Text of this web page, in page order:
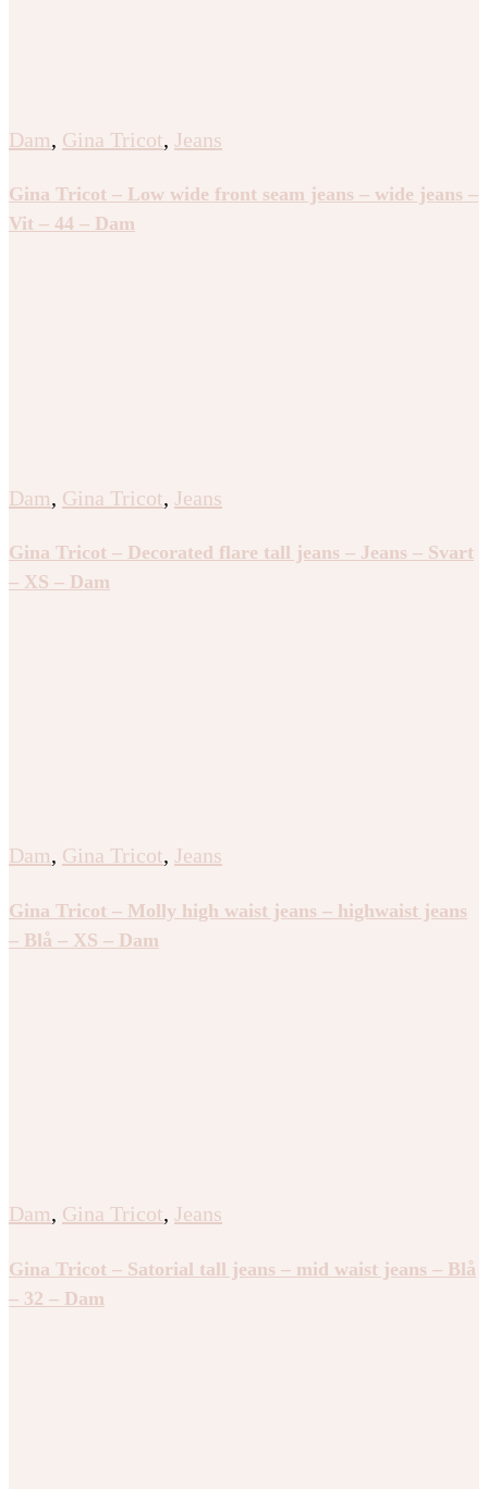
Dam, Gina Tricot, Jeans
Gina Tricot – Low wide front seam jeans – wide jeans –
Vit – 44 – Dam
Dam, Gina Tricot, Jeans
Gina Tricot – Decorated flare tall jeans – Jeans – Svart
– XS – Dam
Dam, Gina Tricot, Jeans
Gina Tricot – Molly high waist jeans – highwaist jeans
– Blå – XS – Dam
Dam, Gina Tricot, Jeans
Gina Tricot – Satorial tall jeans – mid waist jeans – Blå
– 32 – Dam